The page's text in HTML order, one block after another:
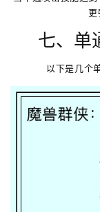
更
七、单
以下是几个